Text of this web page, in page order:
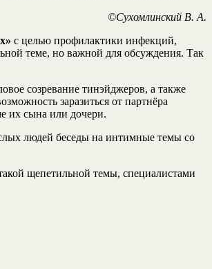
©Сухомлинский В. А.
с целью профилактики инфекций,
теме, но важной для обсуждения. Так
созревание тинэйджеров, а также
заразиться от партнёра
их сына или дочери.
людей беседы на интимные темы со
щепетильной темы, специалистами